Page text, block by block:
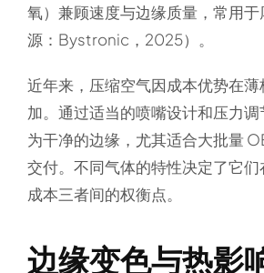
氧）兼顾速度与边缘质量，常用
源：Bystronic，2025）。
近年来， 压缩空气因成本优势在
加。通过适当的喷嘴设计和压力
为干净的边缘，尤其适合大批量
交付。不同气体的特性决定了它
成本三者间的权衡点。
边缘变色与热影